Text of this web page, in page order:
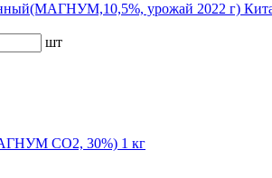
урожай 2022 г)
шт
СО2, 30%) 1 кг